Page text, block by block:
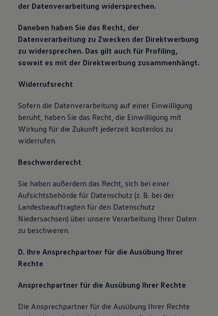
der Datenverarbeitung widersprechen.
Daneben haben Sie das Recht, der
Datenverarbeitung zu Zwecken der Direktwerbung
zu widersprechen. Das gilt auch für Profiling,
soweit es mit der Direktwerbung zusammenhängt.
Widerrufsrecht
Sofern die Datenverarbeitung auf einer Einwilligung
beruht, haben Sie das Recht, die Einwilligung mit
Wirkung für die Zukunft jederzeit kostenlos zu
widerrufen.
Beschwerderecht
Sie haben außerdem das Recht, sich bei einer
Aufsichtsbehörde für Datenschutz (z. B. bei der
Landesbeauftragten für den Datenschutz
Niedersachsen) über unsere Verarbeitung Ihrer Daten
zu beschweren.
D. Ihre Ansprechpartner für die Ausübung Ihrer
Rechte
Ansprechpartner für die Ausübung Ihrer Rechte
Die Ansprechpartner für die Ausübung Ihrer Rechte